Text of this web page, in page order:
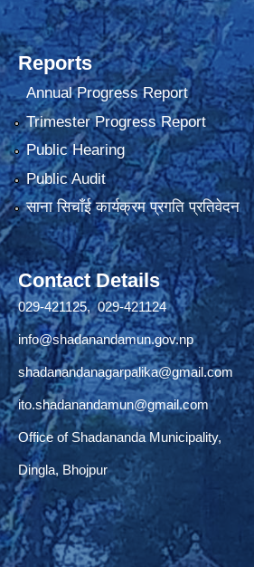
Reports
Annual Progress Report
Trimester Progress Report
Public Hearing
Public Audit
साना सिचाँई कार्यक्रम प्रगति प्रतिवेदन
Contact Details
029-421125, 029-421124
info@shadanandamun.gov.np
shadanandanagarpalika@gmail.com
ito.shadanandamun@gmail.com
Office of Shadananda Municipality,
Dingla, Bhojpur